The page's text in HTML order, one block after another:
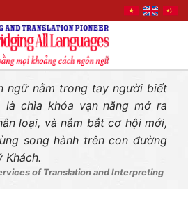
ngữ nằm trong tay người biết
là chìa khóa vạn năng mở ra
loại, và nắm bắt cơ hội mới,
song hành trên con đường
Khách.
of Translation and Interpreting